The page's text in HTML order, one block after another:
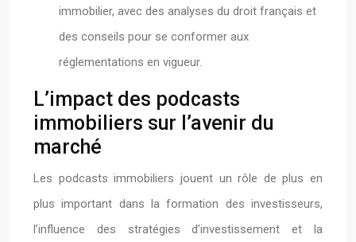
immobilier, avec des analyses du droit français et
des conseils pour se conformer aux
réglementations en vigueur.
L’impact des podcasts
immobiliers sur l’avenir du
marché
Les podcasts immobiliers jouent un rôle de plus en
plus important dans la formation des investisseurs,
l’influence des stratégies d’investissement et la